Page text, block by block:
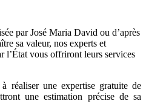
par José Maria David ou d’après
sa valeur, nos experts et
l’État vous offriront leurs services
réaliser une expertise gratuite de
une estimation précise de sa